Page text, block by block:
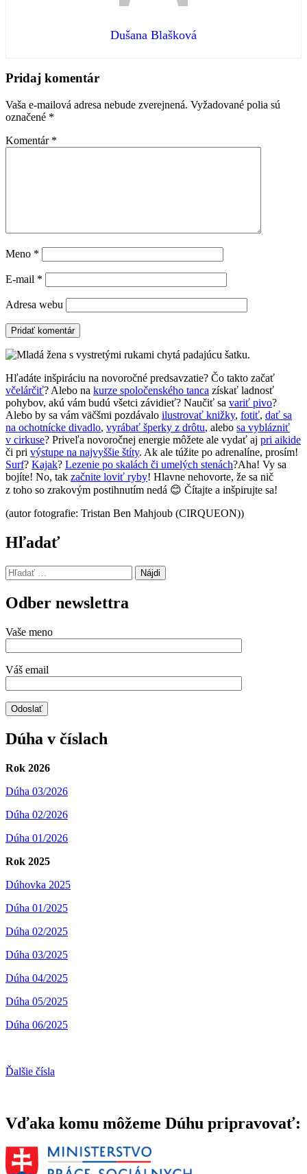
Dušana Blašková
späť
hlavnú
navigáciu
Pridaj komentár
Vaša e-mailová adresa nebude zverejnená. Vyžadované polia sú
označené *
Komentár *
Meno *
E-mail *
Adresa webu
Hľadáte inšpiráciu na novoročné predsavzatie? Čo takto začať
včelárčiť? Alebo na kurze spoločenského tanca získať ladnosť
pohybov, akú vám budú všetci závidieť? Naučiť sa variť pivo?
Alebo by sa vám väčšmi pozdávalo ilustrovať knižky, fotiť, dať sa
na ochotnícke divadlo, vyrábať šperky z drôtu, alebo sa vyblázniť
v cirkuse? Priveľa novoročnej energie môžete ale vydať aj pri aikide
či pri výstupe na najvyššie štíty. Ak ale túžite po adrenalíne, prosím!
Surf? Kajak? Lezenie po skalách či umelých stenách?Aha! Vy sa
bojíte! No, tak začnite loviť ryby! Hlavne nehovorte, že sa nič
z toho so zrakovým postihnutím nedá 😊 Čítajte a inšpirujte sa!
(autor fotografie: Tristan Ben Mahjoub (CIRQUEON))
Hľadať
Hľadať:
Odber newslettra
Vaše meno
Váš email
Dúha v číslach
Rok 2026
Dúha 03/2026
Dúha 02/2026
Dúha 01/2026
Rok 2025
Dúhovka 2025
Dúha 01/2025
Dúha 02/2025
Dúha 03/2025
Dúha 04/2025
Dúha 05/2025
Dúha 06/2025
Ďalšie čísla
Vďaka komu môžeme Dúhu pripravovať: